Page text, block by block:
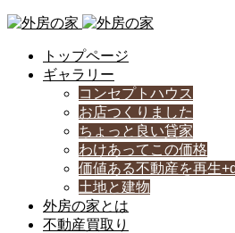
トップページ
ギャラリー
コンセプトハウス
お店つくりました
ちょっと良い貸家
わけあってこの価格
価値ある不動産を再生
土地と建物
外房の家とは
不動産買取り